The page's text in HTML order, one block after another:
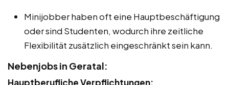
Minijobber haben oft eine Hauptbeschäftigung
oder sind Studenten, wodurch ihre zeitliche
Flexibilität zusätzlich eingeschränkt sein kann.
Nebenjobs in Geratal:
Hauptberufliche Verpflichtungen: